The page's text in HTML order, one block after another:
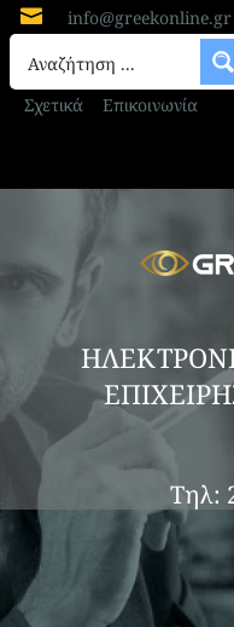
 info@greekonline.gr
Σχετικά Επικοινωνία
Τηλ: